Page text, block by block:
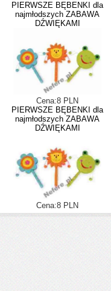
PIERWSZE BĘBENKI dla
najmłodszych ZABAWA
DŹWIĘKAMI
Cena:8 PLN
PIERWSZE BĘBENKI dla
najmłodszych ZABAWA
DŹWIĘKAMI
Cena:8 PLN